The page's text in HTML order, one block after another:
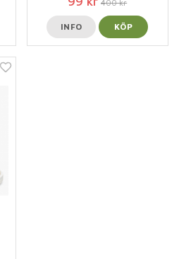
400 kr
INFO KÖP